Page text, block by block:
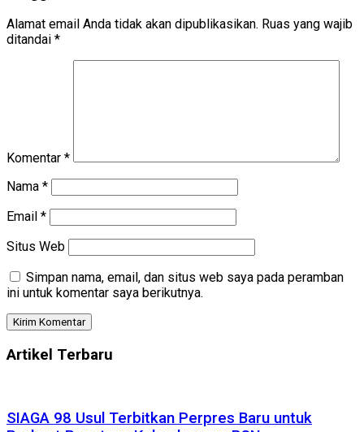
Alamat email Anda tidak akan dipublikasikan. Ruas yang wajib
ditandai *
Komentar *
Nama *
Email *
Situs Web
Simpan nama, email, dan situs web saya pada peramban
ini untuk komentar saya berikutnya.
Artikel Terbaru
SIAGA 98 Usul Terbitkan Perpres Baru untuk